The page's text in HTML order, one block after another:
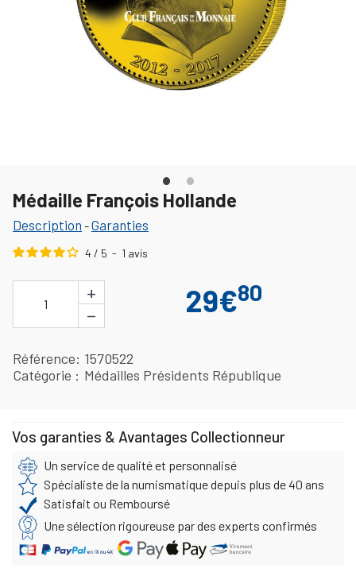
Médaille François Hollande
Description -Garanties
4 / 5 - 1 avis
1
+
−
29€80
Référence 1570522
Catégorie
Médailles Présidents République
Vos garanties & Avantages Collectionneur
Un service de qualité et personnalisé
Spécialiste de la numismatique depuis plus de 40 ans
Satisfait ou Remboursé
Une sélection rigoureuse par des experts confirmés